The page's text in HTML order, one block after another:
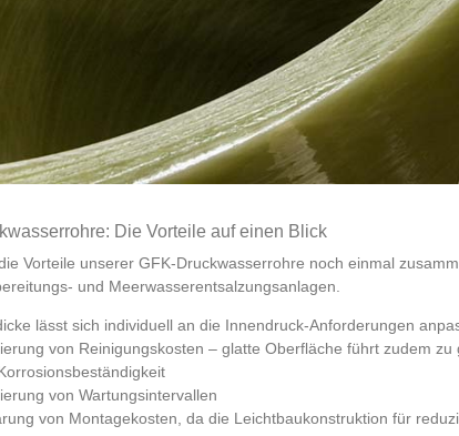
Die Vorteile auf einen Blick
Vorteile unserer GFK-Druckwasserrohre noch einmal
und Meerwasserentsalzungsanlagen.
lässt sich individuell an die Innendruck-Anforderungen
von Reinigungskosten – glatte Oberfläche führt zudem
von Wartungsintervallen
von Montagekosten, da die Leichtbaukonstruktion für